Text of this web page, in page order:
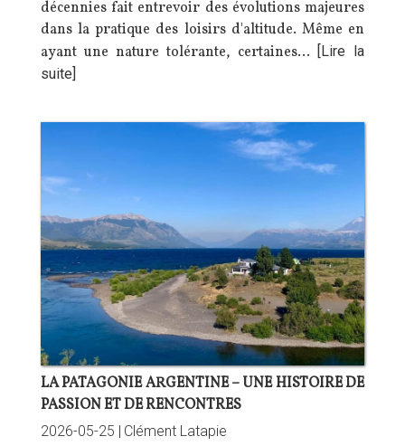
décennies fait entrevoir des évolutions majeures
dans la pratique des loisirs d'altitude. Même en
ayant une nature tolérante, certaines… [Lire la
suite]
LA PATAGONIE ARGENTINE – UNE HISTOIRE DE
PASSION ET DE RENCONTRES
2026-05-25 | Clément Latapie